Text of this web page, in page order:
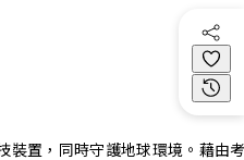
裝置，同時守護地球環境。藉由